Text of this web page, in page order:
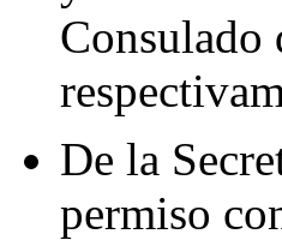
Consulado
De la
permiso